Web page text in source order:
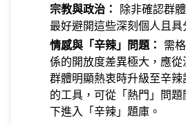
宗教與政治：
除非確認群
最好避開這些深刻個人且具
情感與「辛辣」問題： 需
係的開放度差異極大，應
群體明顯熱衷時升級至辛
的工具，可從「熱門」問
下進入「辛辣」題庫。